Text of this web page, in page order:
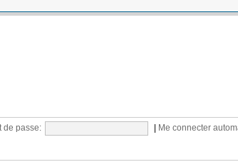
de passe: Me connecter